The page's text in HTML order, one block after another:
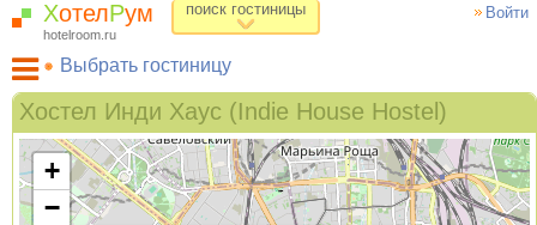
Войти
ХотелРум
hotelroom.ru
поиск гостиницы
Выбрать гостиницу
Гостиницы на карте Москвы
Гостиницы по метро
ХотелРум рекомендует
Хостел Инди Хаус (Indie House Hostel)
+
−